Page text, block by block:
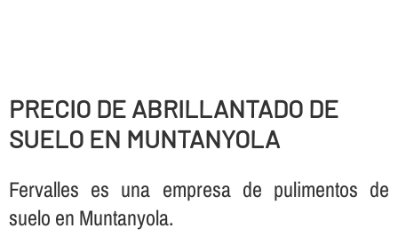
PRECIO DE ABRILLANTADO DE
SUELO EN MUNTANYOLA
Fervalles es una empresa de pulimentos de
suelo en Muntanyola.